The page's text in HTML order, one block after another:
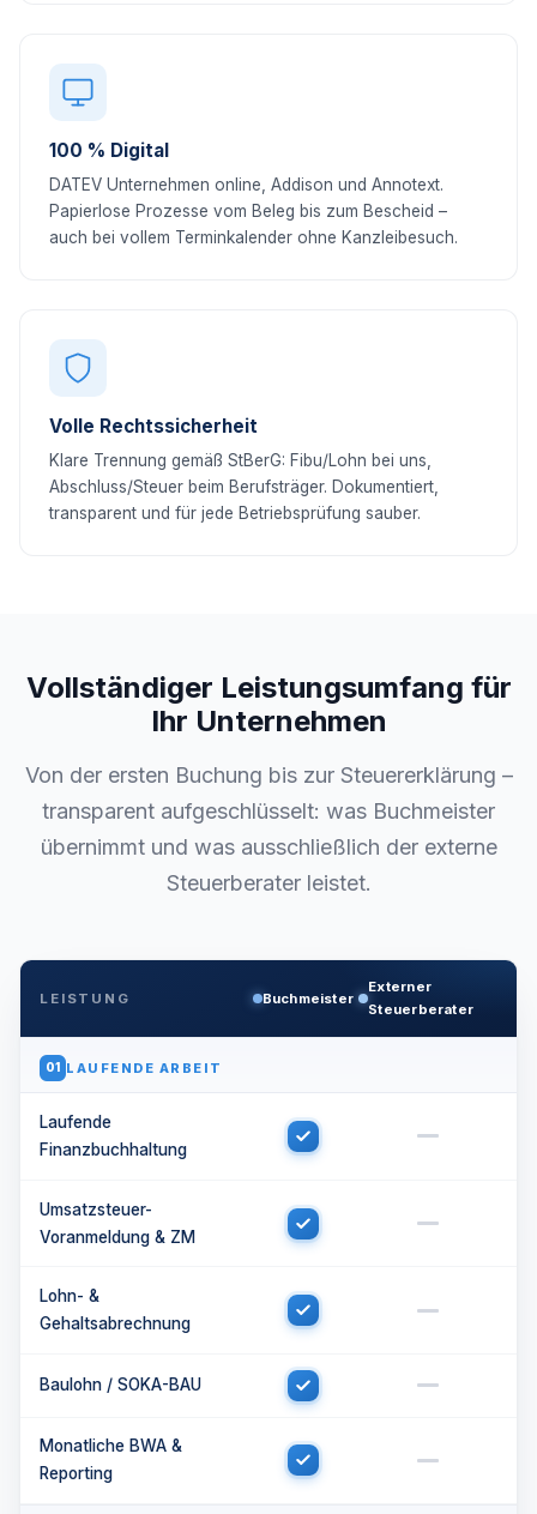
100 % Digital
DATEV Unternehmen online, Addison und Annotext.
Papierlose Prozesse vom Beleg bis zum Bescheid –
auch bei vollem Terminkalender ohne Kanzleibesuch.
Volle Rechtssicherheit
Klare Trennung gemäß StBerG: Fibu/Lohn bei uns,
Abschluss/Steuer beim Berufsträger. Dokumentiert,
transparent und für jede Betriebsprüfung sauber.
Vollständiger Leistungsumfang für
Ihr Unternehmen
Von der ersten Buchung bis zur Steuererklärung –
transparent aufgeschlüsselt: was Buchmeister
übernimmt und was ausschließlich der externe
Steuerberater leistet.
LEISTUNG Buchmeister
Externer
Steuerberater
01 LAUFENDE ARBEIT
Laufende
Finanzbuchhaltung
Umsatzsteuer-
Voranmeldung & ZM
Lohn- &
Gehaltsabrechnung
Baulohn / SOKA-BAU
Monatliche BWA &
Reporting